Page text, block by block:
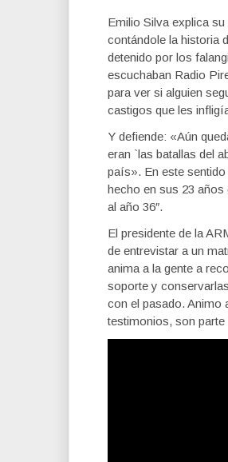
Emilio Silva explica
contándole la historia
detenido por los
escuchaban Radio
para ver si alguien
castigos que les
Y defiende: «Aún
eran `las batallas del
país». En este sentido
hecho en sus 23 años
al año 36″.
El presidente de la
de entrevistar a un
anima a la gente a
soporte y
con el pasado. Animo
testimonios, son